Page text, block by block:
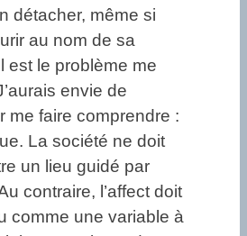
détacher, même si
au nom de sa
est le problème me
envie de
me faire comprendre :
La société ne doit
un lieu guidé par
contraire, l’affect doit
comme une variable à